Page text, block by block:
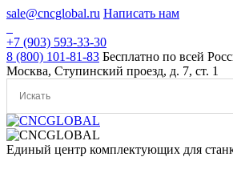
Skip
content
sale@cncglobal.ru Написать нам
+7 (903) 593-33-30
8 (800) 101-81-83 Бесплатно по всей
Москва, Ступинский проезд, д. 7, ст. 1
Единый центр комплектующих для